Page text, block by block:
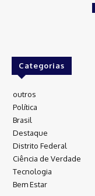
Categorias
outros
Política
Brasil
Destaque
Distrito Federal
Ciência de Verdade
Tecnologia
Bem Estar